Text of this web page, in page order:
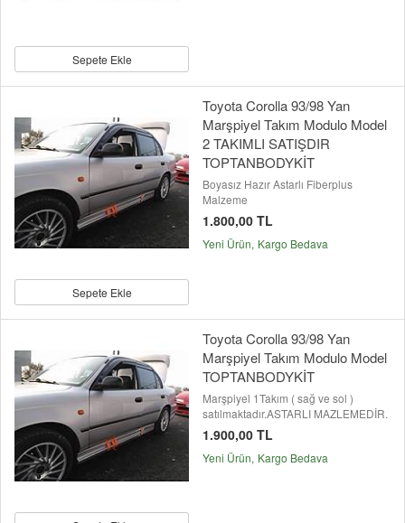
Sepete Ekle
Sepete Ekle
Toyota Corolla 93/98 Yan
Marşpiyel Takım Modulo Model
2 TAKIMLI SATIŞDIR
TOPTANBODYKİT
Boyasız Hazır Astarlı Fiberplus
Malzeme
1.800,00 TL
Yeni Ürün Kargo Bedava
Toyota Corolla 93/98 Yan
Marşpiyel Takım Modulo Model
TOPTANBODYKİT
Marşpiyel 1Takım ( sağ ve sol )
satılmaktadır.ASTARLI MAZLEMEDİR.
1.900,00 TL
Yeni Ürün Kargo Bedava